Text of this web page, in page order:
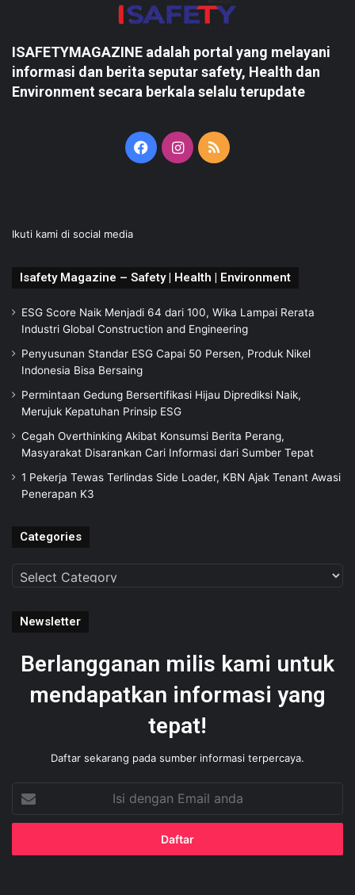
ISAFETYMAGAZINE adalah portal yang melayani
informasi dan berita seputar safety, Health dan
Environment secara berkala selalu terupdate
FacebookInstagram
RSS
Ikuti kami di social media
Isafety Magazine – Safety | Health | Environment
ESG Score Naik Menjadi 64 dari 100, Wika Lampai Rerata
Industri Global Construction and Engineering
Penyusunan Standar ESG Capai 50 Persen, Produk Nikel
Indonesia Bisa Bersaing
Permintaan Gedung Bersertifikasi Hijau Diprediksi Naik,
Merujuk Kepatuhan Prinsip ESG
Cegah Overthinking Akibat Konsumsi Berita Perang,
Masyarakat Disarankan Cari Informasi dari Sumber Tepat
1 Pekerja Tewas Terlindas Side Loader, KBN Ajak Tenant Awasi
Penerapan K3
Categories
Categories
Newsletter
Berlangganan milis kami untuk
mendapatkan informasi yang
tepat!
Daftar sekarang pada sumber informasi terpercaya.
dengan
Email